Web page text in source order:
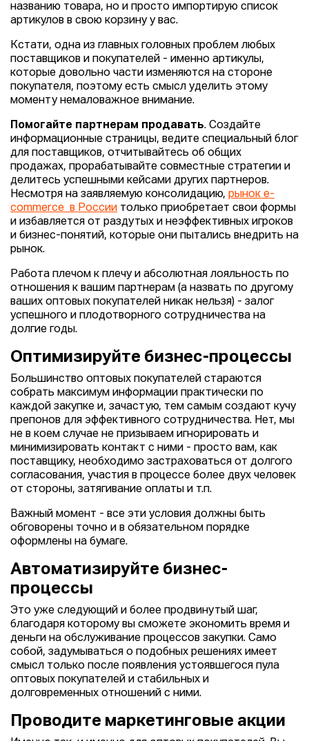
названию товара, но и просто импортирую список
артикулов в свою корзину у вас.
Кстати, одна из главных головных проблем любых
поставщиков и покупателей - именно артикулы,
которые довольно части изменяются на стороне
покупателя, поэтому есть смысл уделить этому
моменту немаловажное внимание.
Помогайте партнерам продавать. Создайте
информационные страницы, ведите специальный блог
для поставщиков, отчитывайтесь об общих
продажах, прорабатывайте совместные стратегии и
делитесь успешными кейсами других партнеров.
Несмотря на заявляемую консолидацию, рынок e-
commerce в России только приобретает свои формы
и избавляется от раздутых и неэффективных игроков
и бизнес-понятий, которые они пытались внедрить на
рынок.
Работа плечом к плечу и абсолютная лояльность по
отношения к вашим партнерам (а назвать по другому
ваших оптовых покупателей никак нельзя) - залог
успешного и плодотворного сотрудничества на
долгие годы.
Оптимизируйте бизнес-процессы
Большинство оптовых покупателей стараются
собрать максимум информации практически по
каждой закупке и, зачастую, тем самым создают кучу
препонов для эффективного сотрудничества. Нет, мы
не в коем случае не призываем игнорировать и
минимизировать контакт с ними - просто вам, как
поставщику, необходимо застраховаться от долгого
согласования, участия в процессе более двух человек
от стороны, затягивание оплаты и т.п.
Важный момент - все эти условия должны быть
обговорены точно и в обязательном порядке
оформлены на бумаге.
Автоматизируйте бизнес-
процессы
Это уже следующий и более продвинутый шаг,
благодаря которому вы сможете экономить время и
деньги на обслуживание процессов закупки. Само
собой, задумываться о подобных решениях имеет
смысл только после появления устоявшегося пула
оптовых покупателей и стабильных и
долговременных отношений с ними.
Проводите маркетинговые акции